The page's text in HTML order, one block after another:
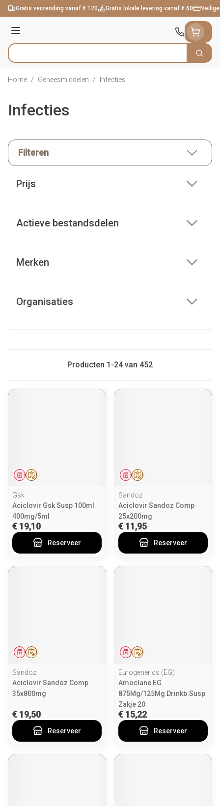
Ga naar de inhoud
Gratis verzending vanaf € 120 Gratis lokale levering vanaf € 60
Menu
Product, merk, categorie... Zoek
Home / Geneesmiddelen / Infecties
Infecties
Filteren
Prijs
Actieve bestandsdelen
Merken
Organisaties
Producten 1 -24van 452
Op voorschrift
Geneesmiddel
Gsk
Aciclovir Gsk Susp 100ml
400mg/5ml
€ 19,10
Reserveer
Op voorschrift
Geneesmiddel
Sandoz
Aciclovir Sandoz Comp
25x200mg
€ 11,95
Reserveer
Op voorschrift
Geneesmiddel
Sandoz
Aciclovir Sandoz Comp
35x800mg
€ 19,50
Reserveer
Op voorschrift
Geneesmiddel
Eurogenerics (EG)
Amoclane EG
875Mg/125Mg Drinkb.Susp
Zakje 20
€ 15,22
Reserveer